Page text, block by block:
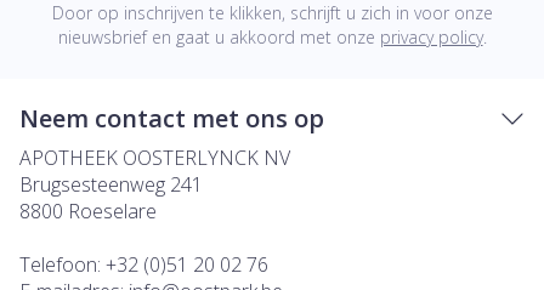
Door op inschrijven te klikken, schrijft u zich in voor onze
nieuwsbrief en gaat u akkoord met onze privacy policy.
Neem contact met ons op
APOTHEEK OOSTERLYNCK NV
Brugsesteenweg 241
8800 Roeselare
Telefoon: +32 (0)51 20 02 76